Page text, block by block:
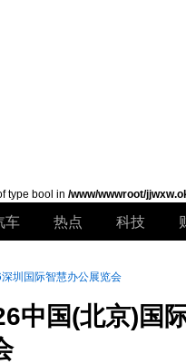
type bool in /www/wwwroot/
车 热点 科技
圳国际智慧办公展览会
中国(北京)国